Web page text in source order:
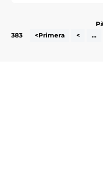
383
<Primera < ...